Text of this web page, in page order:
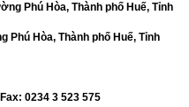
Phú Hòa, Thành phố Huế, Tỉnh
Phú Hòa, Thành phố Huế, Tỉnh
Fax: 0234 3 523 575